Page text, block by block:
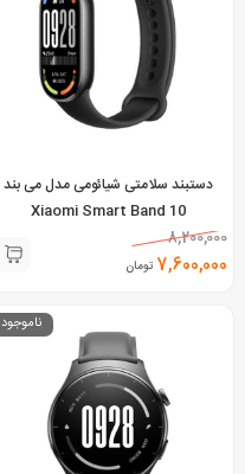
دستبند سلامتی شیائومی مدل می بند
Xiaomi Smart Band 10
8,200,000
7,600,000 تومان
ناموجود